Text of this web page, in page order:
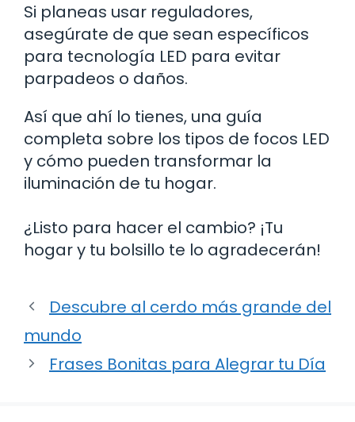
Si planeas usar reguladores,
asegúrate de que sean específicos
para tecnología LED para evitar
parpadeos o daños.
Así que ahí lo tienes, una guía
completa sobre los tipos de focos LED
y cómo pueden transformar la
iluminación de tu hogar.
¿Listo para hacer el cambio? ¡Tu
hogar y tu bolsillo te lo agradecerán!
Descubre al cerdo más grande del
mundo
Frases Bonitas para Alegrar tu Día